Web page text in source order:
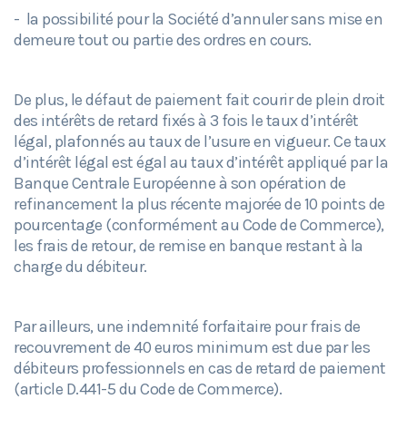
- la possibilité pour la Société d’annuler sans mise en
demeure tout ou partie des ordres en cours.
De plus, le défaut de paiement fait courir de plein droit
des intérêts de retard fixés à 3 fois le taux d’intérêt
légal, plafonnés au taux de l’usure en vigueur. Ce taux
d’intérêt légal est égal au taux d’intérêt appliqué par la
Banque Centrale Européenne à son opération de
refinancement la plus récente majorée de 10 points de
pourcentage (conformément au Code de Commerce),
les frais de retour, de remise en banque restant à la
charge du débiteur.
Par ailleurs, une indemnité forfaitaire pour frais de
recouvrement de 40 euros minimum est due par les
débiteurs professionnels en cas de retard de paiement
(article D.441-5 du Code de Commerce).